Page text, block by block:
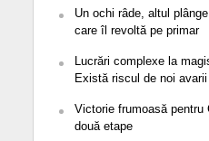
Un ochi râde, altul
care îl revoltă pe primar
Lucrări complexe la
Există riscul de noi avarii
Victorie frumoasă pentru
două etape